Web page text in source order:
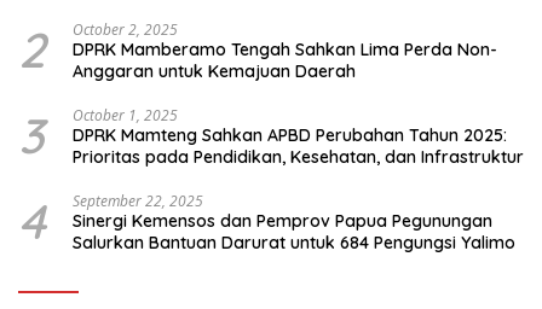
2 October 2, 2025
DPRK Mamberamo Tengah Sahkan Lima Perda Non-
Anggaran untuk Kemajuan Daerah
3 October 1, 2025
DPRK Mamteng Sahkan APBD Perubahan Tahun 2025:
Prioritas pada Pendidikan, Kesehatan, dan Infrastruktur
4 September 22, 2025
Sinergi Kemensos dan Pemprov Papua Pegunungan
Salurkan Bantuan Darurat untuk 684 Pengungsi Yalimo